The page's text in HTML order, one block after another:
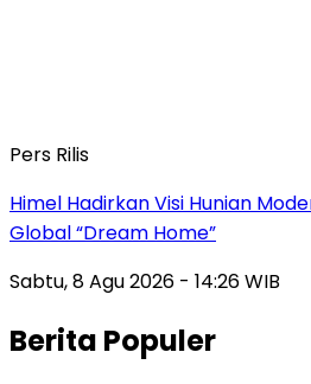
Pers Rilis
Himel Hadirkan Visi Hunian
Global “Dream Home”
Sabtu, 8 Agu 2026 - 14:26 WIB
Berita Populer